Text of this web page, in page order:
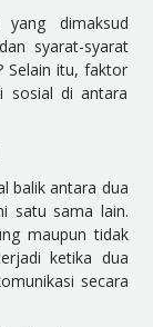
dimaksud
syarat-syarat
Selain itu, faktor
sosial di antara
balik antara dua
satu sama lain.
maupun tidak
ketika dua
secara